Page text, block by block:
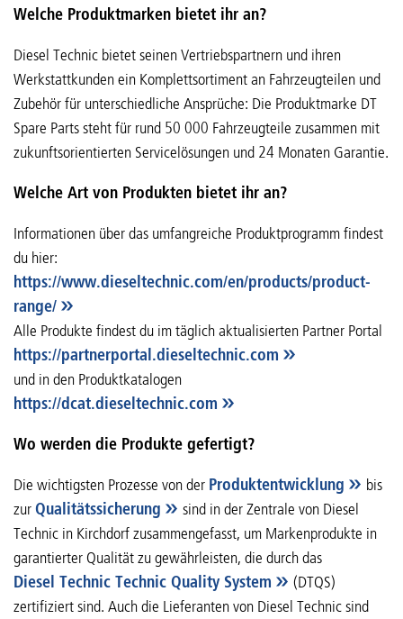
Welche Produktmarken bietet ihr an?
Diesel Technic bietet seinen Vertriebspartnern und ihren
Werkstattkunden ein Komplettsortiment an Fahrzeugteilen und
Zubehör für unterschiedliche Ansprüche: Die Produktmarke DT
Spare Parts steht für rund 50 000 Fahrzeugteile zusammen mit
zukunftsorientierten Servicelösungen und 24 Monaten Garantie.
Welche Art von Produkten bietet ihr an?
Informationen über das umfangreiche Produktprogramm findest
du hier:
https://www.dieseltechnic.com/en/products/product-
range/
Alle Produkte findest du im täglich aktualisierten Partner Portal
https://partnerportal.dieseltechnic.com
und in den Produktkatalogen
https://dcat.dieseltechnic.com
Wo werden die Produkte gefertigt?
Die wichtigsten Prozesse von der Produktentwicklung
bis
zurQualitätssicherung
sind in der Zentrale von Diesel
Technic in Kirchdorf zusammengefasst, um Markenprodukte in
garantierter Qualität zu gewährleisten, die durch das
Diesel Technic Technic Quality System
(DTQS)
zertifiziert sind. Auch die Lieferanten von Diesel Technic sind